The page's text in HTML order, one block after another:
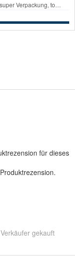
für dieses
.
gekauft